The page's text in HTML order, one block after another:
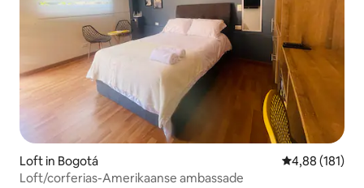
Loft in Bogotá Gemiddelde
4,88 (181)
Loft/corferias-Amerikaanse ambassade